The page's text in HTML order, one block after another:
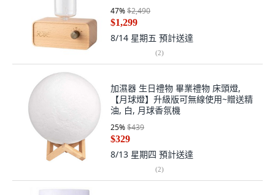
47%$2,490
$1,299
8/14 星期五 預計送達
(2)
加濕器 生日禮物 畢業禮物 床頭燈,
【月球燈】升級版可無線使用~贈送精
油, 白, 月球香氛機
25%$439
$329
8/13 星期四 預計送達
(2)